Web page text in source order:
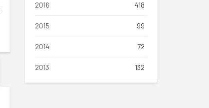
2016 418
2015 99
2014 72
2013 132